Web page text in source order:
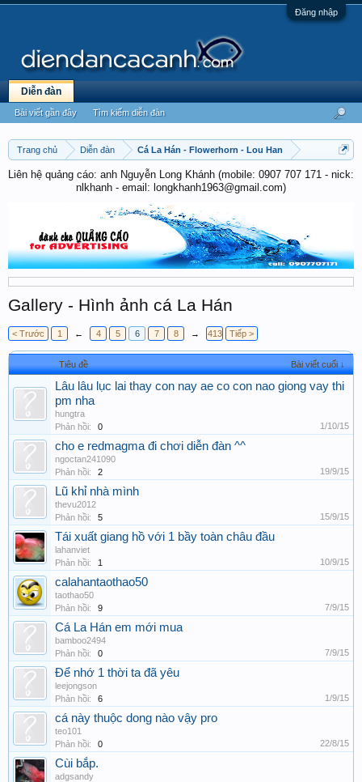
Đăng nhập
Trang chủ Diễn đàn Cá La Hán - Flowerhorn - Lou Han
Liên hệ quảng cáo: anh Nguyễn Long Khánh (mobile: 0907 707 171 - nick:
nlkhanh - email: longkhanh1963@gmail.com)
Gallery - Hình ảnh cá La Hán
< Trước 1 ← 4 5 6 7 8 → 413 Tiếp >
Tiêu đề Bài viết cuối ↓
Lâu lâu lục lai thay con nay ae co con nao giong vay thi
pm nha
hungtra
Phản hồi:
0 1/10/15
cho e redmagma đi chơi diễn đàn ^^
ngoctan241090
Phản hồi:
2 19/9/15
Lũ khỉ nhà mình
thevu2012
Phản hồi:
5 15/9/15
Tái xuất giang hồ với 1 bầy toàn châu đầu
lahanviet
Phản hồi:
1 10/9/15
calahantaothao50
taothao50
Phản hồi:
9 7/9/15
Cá La Hán em mới mua
bamboo2494
Phản hồi:
0 7/9/15
Để nhớ 1 thời ta đã yêu
leejongson
Phản hồi:
6 1/9/15
cá này thuộc dong nào vậy pro
teo101
Phản hồi:
0 22/8/15
Cùi bắp.
adgsandy
Diễn đàn
Bài viết gần đây Tìm kiếm diễn đàn